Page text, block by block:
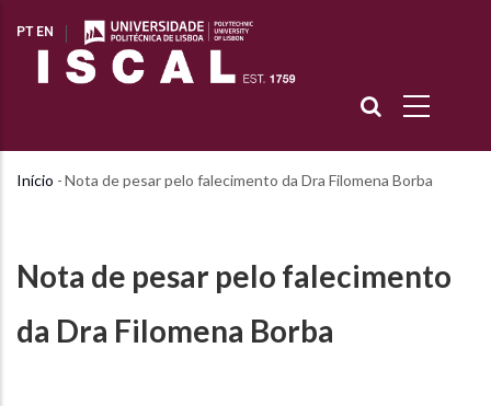
para
PT EN
Nota de pesar pelo falecimento
da Dra Filomena Borba
Navegação
Início -Nota de pesar pelo falecimento da Dra Filomena Borba